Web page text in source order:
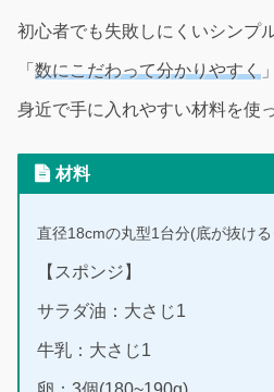
初心者でも失敗しにくいシンプ
「 数にこだわって分かりやすく 」
身近で手に入れやすい材料を使
材料
直径18cmの丸型1台分(底が抜け
【スポンジ】
サラダ油：大さじ1
牛乳：大さじ1